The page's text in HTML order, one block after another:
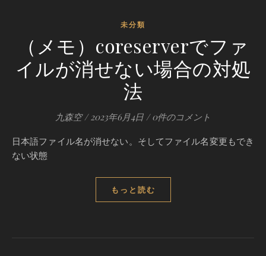
未分類
（メモ）coreserverでファ
イルが消せない場合の対処
法
九森空 / 2023年6月4日 / 0件のコメント
日本語ファイル名が消せない。そしてファイル名変更もでき
ない状態
もっと読む